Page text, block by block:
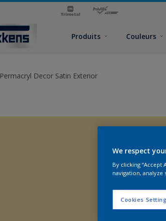
Produits Couleurs
Permacryl Decor Satin Exterior
We respect
By clicking
navigation, analyze
Cookies